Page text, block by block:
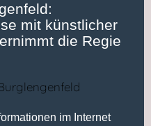
mit künstlicher
die Regie
im Internet